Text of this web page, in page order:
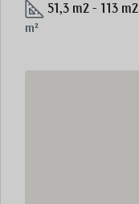
51,3 m2 - 113 m2
m²